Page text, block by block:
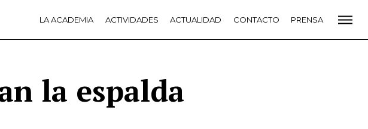
LA ACADEMIA ACTIVIDADES ACTUALIDAD CONTACTO PRENSA
la espalda
LA ACADEMIA PREMIOS GOYA FUNDACIÓN
CONTACTO